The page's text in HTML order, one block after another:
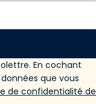
En cochant
que vous
de confidentialité de